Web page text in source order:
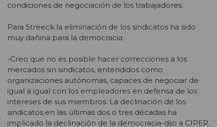
condiciones de negociación de los trabajadores.
Para Streeck la eliminación de los sindicatos ha sido
muy dañina para la democracia:
-Creo que no es posible hacer correcciones a los
mercados sin sindicatos, entendidos como
organizaciones autónomas, capaces de negociar de
igual a igual con los empleadores en defensa de los
intereses de sus miembros. La declinación de los
sindicatos en las últimas dos o tres décadas ha
implicado la declinación de la democracia-dijo a CIPER.